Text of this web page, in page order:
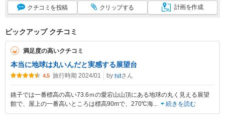
クチコミ を投稿 クリップする 計画を作成
ピックアップ クチコミ
満足度の高いクチコミ
本当に地球は丸いんだと実感する展望台
4.5 旅行時期 2024/01 by hifさん
銚子では一番標高の高い73.6ｍの愛宕山山頂にある地球の丸く見える展望
館で、屋上の一番高いところは標高90mで、270℃海... 続きを読む